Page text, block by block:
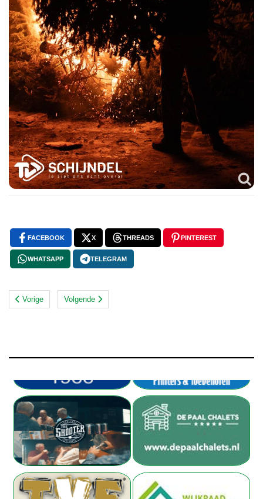
FACEBOOK X THREADS PINTEREST
WHATSAPP TELEGRAM
Vorige Volgende